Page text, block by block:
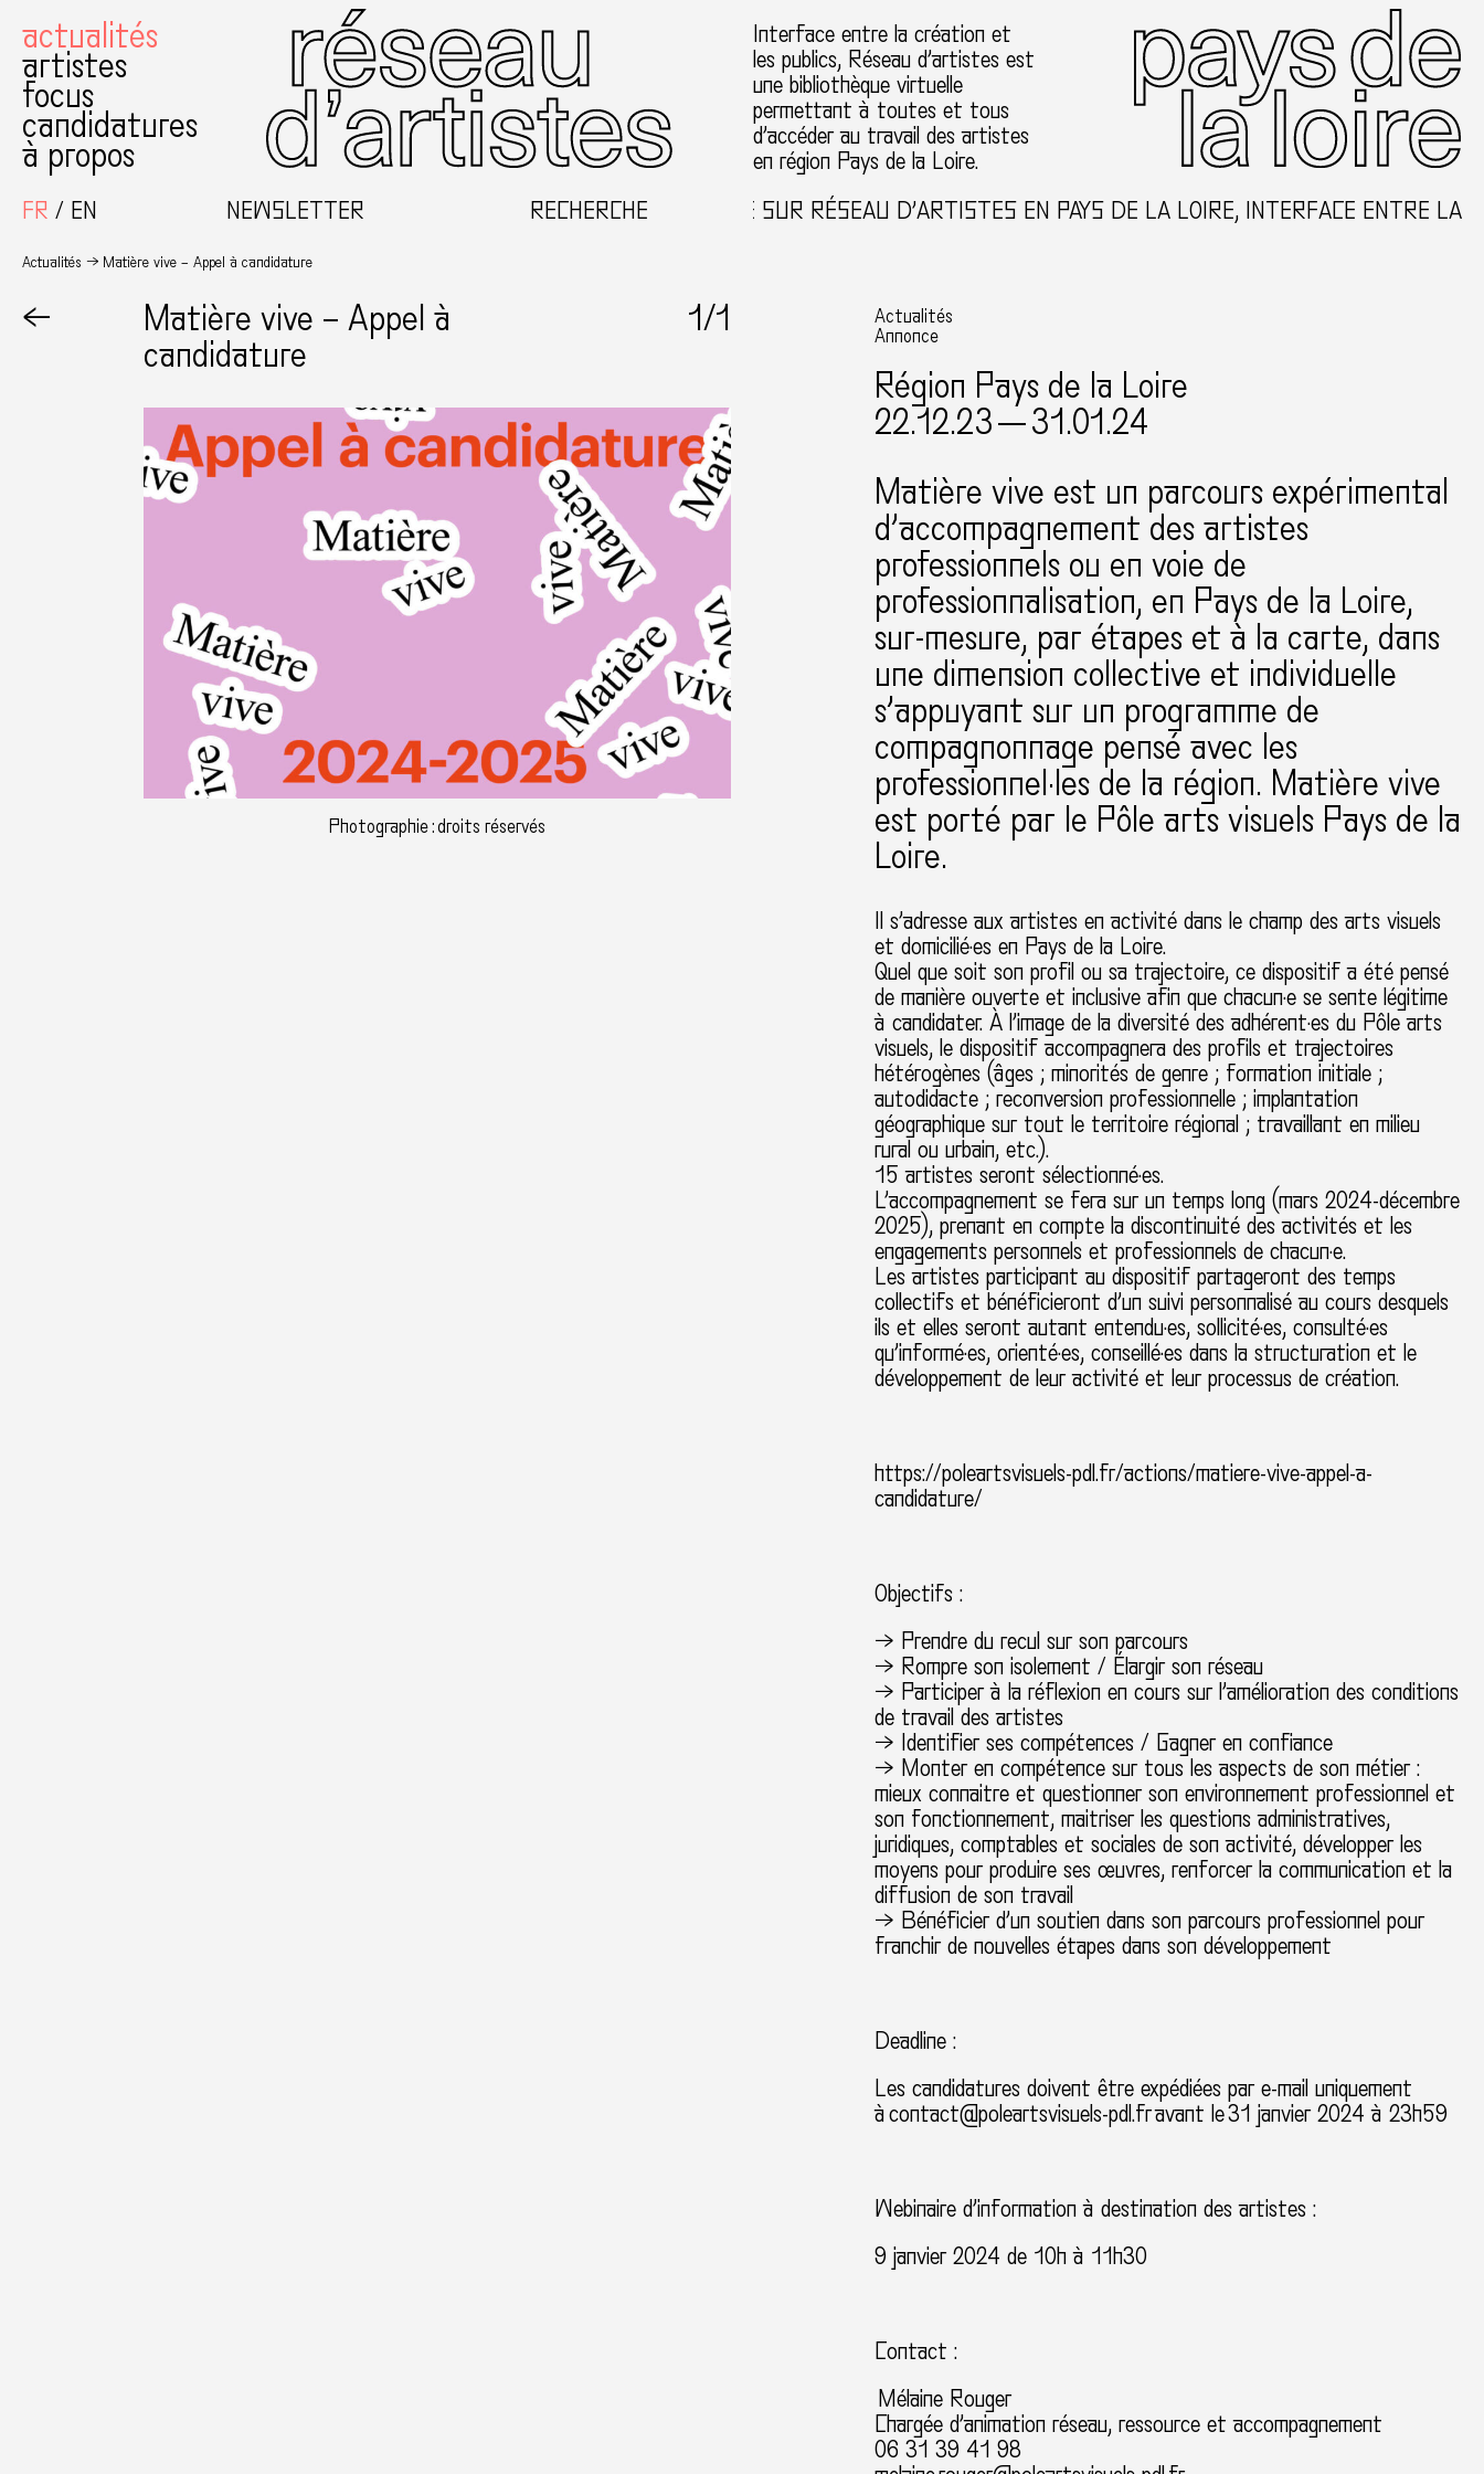
actualités
artistes
focus
candidatures
à propos
Interface entre la création et
les publics, Réseau d’artistes est
une bibliothèque virtuelle
permettant à toutes et tous
d’accéder au travail des artistes
en région Pays de la Loire.
FR
EN NEWSLETTER RECHERCHEBIENVENUE SUR RÉSEAU D’ARTISTES EN PAYS DE LA LOIRE, INTERFACE ENTRE LA
Actualités Matière vive – Appel à candidature
←
Matière vive – Appel à
candidature
1/1
Photographie : droits réservés
Actualités
Annonce
Région Pays de la Loire
22.12.23 — 31.01.24
Matière vive est un parcours expérimental
d’accompagnement des artistes
professionnels ou en voie de
professionnalisation, en Pays de la Loire,
sur-mesure, par étapes et à la carte, dans
une dimension collective et individuelle
s’appuyant sur un programme de
compagnonnage pensé avec les
professionnel·les de la région. Matière vive
est porté par le Pôle arts visuels Pays de la
Loire.
Il s’adresse aux artistes en activité dans le champ des arts visuels
et domicilié·es en Pays de la Loire.
Quel que soit son profil ou sa trajectoire, ce dispositif a été pensé
de manière ouverte et inclusive afin que chacun·e se sente légitime
à candidater. À l’image de la diversité des adhérent·es du Pôle arts
visuels, le dispositif accompagnera des profils et trajectoires
hétérogènes (âges ; minorités de genre ; formation initiale ;
autodidacte ; reconversion professionnelle ; implantation
géographique sur tout le territoire régional ; travaillant en milieu
rural ou urbain, etc.).
15 artistes seront sélectionné·es.
L’accompagnement se fera sur un temps long (mars 2024-décembre
2025), prenant en compte la discontinuité des activités et les
engagements personnels et professionnels de chacun·e.
Les artistes participant au dispositif partageront des temps
collectifs et bénéficieront d’un suivi personnalisé au cours desquels
ils et elles seront autant entendu·es, sollicité·es, consulté·es
qu’informé·es, orienté·es, conseillé·es dans la structuration et le
développement de leur activité et leur processus de création.
https://poleartsvisuels-pdl.fr/actions/matiere-vive-appel-a-
candidature/
Objectifs :
→ Prendre du recul sur son parcours
→ Rompre son isolement / Élargir son réseau
→ Participer à la réflexion en cours sur l’amélioration des conditions
de travail des artistes
→ Identifier ses compétences / Gagner en confiance
→ Monter en compétence sur tous les aspects de son métier :
mieux connaitre et questionner son environnement professionnel et
son fonctionnement, maitriser les questions administratives,
juridiques, comptables et sociales de son activité, développer les
moyens pour produire ses œuvres, renforcer la communication et la
diffusion de son travail
→ Bénéficier d’un soutien dans son parcours professionnel pour
franchir de nouvelles étapes dans son développement
Deadline :
Les candidatures doivent être expédiées par e-mail uniquement
àcontact@poleartsvisuels-pdl.fravant le31 janvier 2024 à 23h59
Webinaire d’information à destination des artistes :
9 janvier 2024 de 10h à 11h30
Contact :
Mélaine Rouger
Chargée d’animation réseau, ressource et accompagnement
06 31 39 41 98